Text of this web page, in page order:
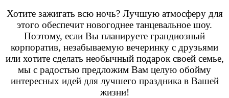
Хотите зажигать всю ночь? Лучшую атмосферу для
этого обеспечит новогоднее танцевальное шоу.
Поэтому, если Вы планируете грандиозный
корпоратив, незабываемую вечеринку с друзьями
или хотите сделать необычный подарок своей семье,
мы с радостью предложим Вам целую обойму
интересных идей для лучшего праздника в Вашей
жизни!